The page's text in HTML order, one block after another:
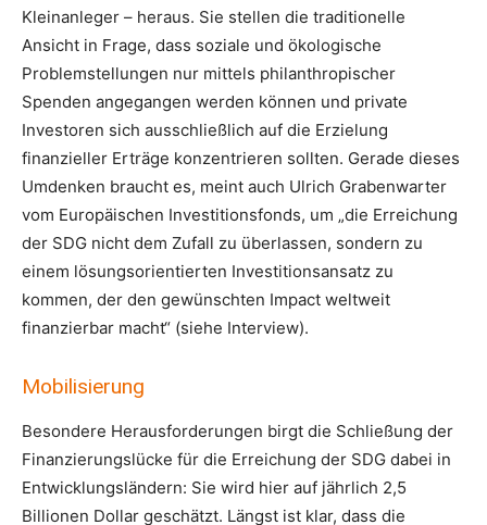
Kleinanleger – heraus. Sie stellen die traditionelle
Ansicht in Frage, dass soziale und ökologische
Problemstellungen nur mittels philanthropischer
Spenden angegangen werden können und private
Investoren sich ausschließlich auf die Erzielung
finanzieller Erträge konzentrieren sollten. Gerade dieses
Umdenken braucht es, meint auch Ulrich Grabenwarter
vom Europäischen Investitionsfonds, um „die Erreichung
der SDG nicht dem Zufall zu überlassen, sondern zu
einem lösungsorientierten Investitionsansatz zu
kommen, der den gewünschten Impact weltweit
finanzierbar macht“ (siehe Interview).
Mobilisierung
Besondere Herausforderungen birgt die Schließung der
Finanzierungslücke für die Erreichung der SDG dabei in
Entwicklungsländern: Sie wird hier auf jährlich 2,5
Billionen Dollar geschätzt. Längst ist klar, dass die